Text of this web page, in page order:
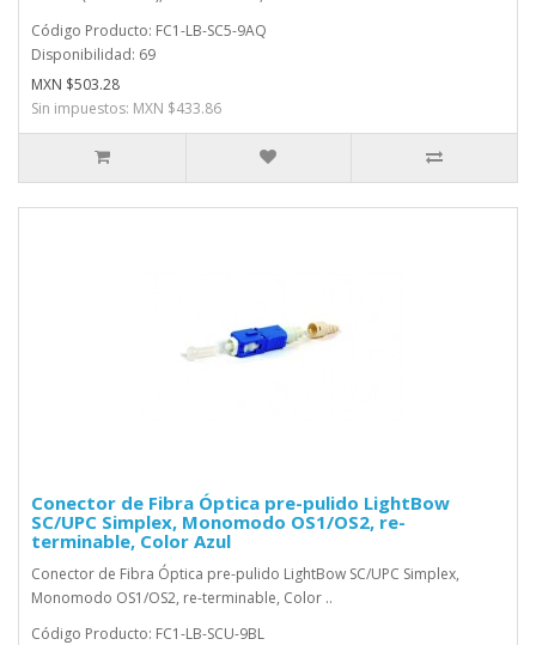
Código Producto: FC1-LB-SC5-9AQ
Disponibilidad: 69
MXN $503.28
Sin impuestos: MXN $433.86
Conector de Fibra Óptica pre-pulido LightBow
SC/UPC Simplex, Monomodo OS1/OS2, re-
terminable, Color Azul
Conector de Fibra Óptica pre-pulido LightBow SC/UPC Simplex,
Monomodo OS1/OS2, re-terminable, Color ..
Código Producto: FC1-LB-SCU-9BL